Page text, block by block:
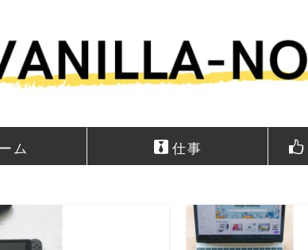
ム 仕事